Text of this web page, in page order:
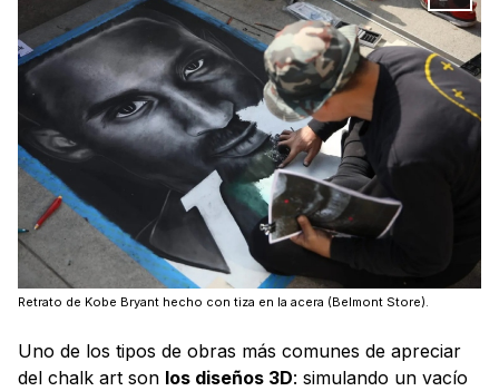
Retrato de Kobe Bryant hecho con tiza en la acera (Belmont Store).
Uno de los tipos de obras más comunes de apreciar
del chalk art son los diseños 3D: simulando un vacío